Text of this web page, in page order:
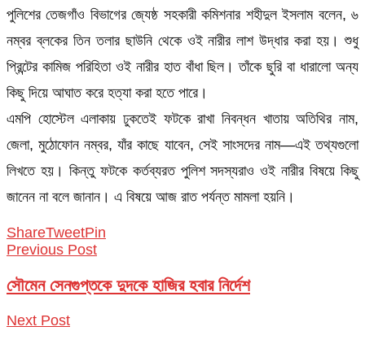
পুলিশের তেজগাঁও বিভাগের জ্যেষ্ঠ সহকারী কমিশনার শহীদুল ইসলাম বলেন, ৬
নম্বর ব্লকের তিন তলার ছাউনি থেকে ওই নারীর লাশ উদ্ধার করা হয়। শুধু
প্রিন্টের কামিজ পরিহিতা ওই নারীর হাত বাঁধা ছিল। তাঁকে ছুরি বা ধারালো অন্য
কিছু দিয়ে আঘাত করে হত্যা করা হতে পারে।
এমপি হোস্টেল এলাকায় ঢুকতেই ফটকে রাখা নিবন্ধন খাতায় অতিথির নাম,
জেলা, মুঠোফোন নম্বর, যাঁর কাছে যাবেন, সেই সাংসদের নাম—এই তথ্যগুলো
লিখতে হয়। কিন্তু ফটকে কর্তব্যরত পুলিশ সদস্যরাও ওই নারীর বিষয়ে কিছু
জানেন না বলে জানান। এ বিষয়ে আজ রাত পর্যন্ত মামলা হয়নি।
ShareTweetPin
Previous Post
সৌমেন সেনগুপ্তকে দুদকে হাজির হবার নির্দেশ
Next Post